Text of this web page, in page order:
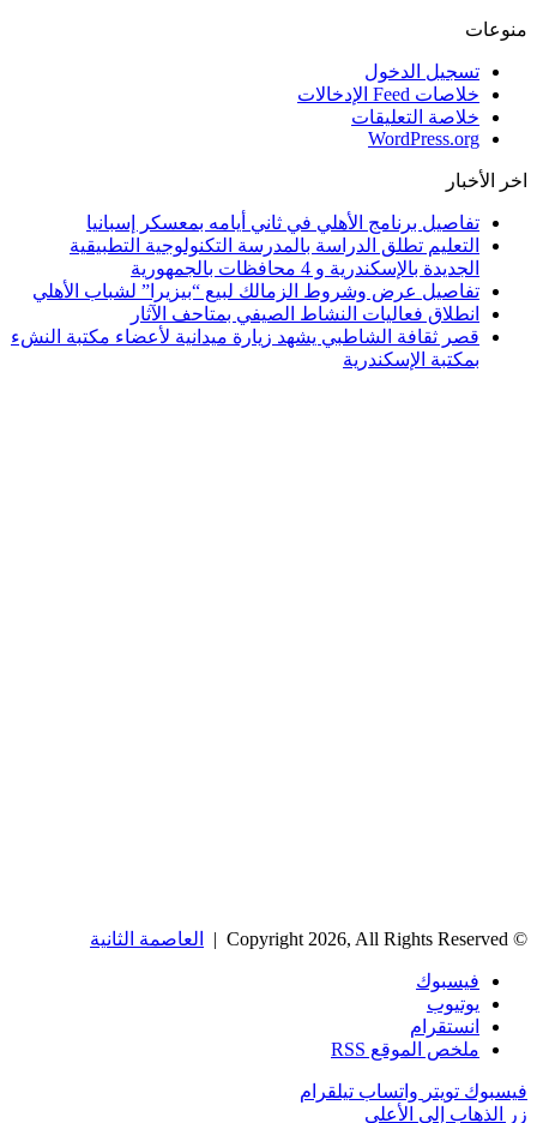
منوعات
تسجيل الدخول
خلاصات Feed الإدخالات
خلاصة التعليقات
WordPress.org
اخر الأخبار
تفاصيل برنامج الأهلي في ثاني أيامه بمعسكر إسبانيا
التعليم تطلق الدراسة بالمدرسة التكنولوجية التطبيقية
الجديدة بالإسكندرية و 4 محافظات بالجمهورية
تفاصيل عرض وشروط الزمالك لبيع “بيزيرا” لشباب الأهلي
انطلاق فعاليات النشاط الصيفي بمتاحف الآثار
قصر ثقافة الشاطبي يشهد زيارة ميدانية لأعضاء مكتبة النشء
بمكتبة الإسكندرية
© Copyright 2026, All Rights Reserved | العاصمة الثانية
فيسبوك
يوتيوب
انستقرام
ملخص الموقع RSS
فيسبوك تويتر واتساب تيلقرام
زر الذهاب إلى الأعلى